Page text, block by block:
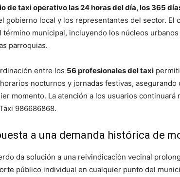
de taxi operativo las 24 horas del día, los 365
gobierno local y los representantes del sector. El
término municipal, incluyendo los núcleos
parroquias.
entre los 56 profesionales del taxi
nocturnos y jornadas festivas,
momento. La atención a los usuarios
986686868.
a una demanda histórica de
da solución a una reivindicación vecinal
público individual en cualquier punto del